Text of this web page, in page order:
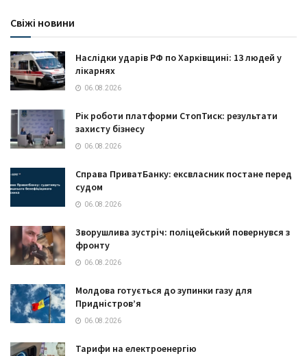
Свіжі новини
Наслідки ударів РФ по Харківщині: 13 людей у
лікарнях
06.08.2026
Рік роботи платформи СтопТиск: результати
захисту бізнесу
06.08.2026
Справа ПриватБанку: ексвласник постане перед
судом
06.08.2026
Зворушлива зустріч: поліцейський повернувся з
фронту
06.08.2026
Молдова готується до зупинки газу для
Придністров’я
06.08.2026
Тарифи на електроенергію